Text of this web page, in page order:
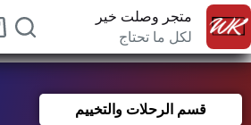
متجر وصلت خير
لكل ما تحتاج
قسم الرحلات والتخييم